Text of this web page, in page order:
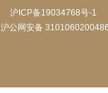
沪ICP备19034768号-1
沪公网安备